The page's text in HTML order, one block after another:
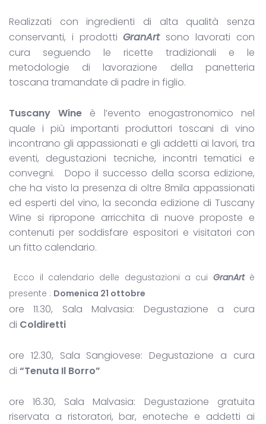
Realizzati con ingredienti di alta qualità senza
conservanti, i prodottiGranArtsono lavorati con
cura seguendo le ricette tradizionali e le
metodologie di lavorazione della panetteria
toscana tramandate di padre in figlio.
Tuscany Wine è l’evento enogastronomico nel
quale i più importanti produttori toscani di vino
incontrano gli appassionati e gli addetti ai lavori, tra
eventi, degustazioni tecniche, incontri tematici e
convegni. Dopo il successo della scorsa edizione,
che ha visto la presenza di oltre 8mila appassionati
ed esperti del vino, la seconda edizione di Tuscany
Wine si ripropone arricchita di nuove proposte e
contenuti per soddisfare espositori e visitatori con
un fitto calendario.
Ecco il calendario delle degustazioni a cui GranArtè
presente : Domenica 21 ottobre
ore 11.30, Sala Malvasia: Degustazione a cura
di Coldiretti
ore 12.30, Sala Sangiovese: Degustazione a cura
di “Tenuta Il Borro”
ore 16.30, Sala Malvasia: Degustazione gratuita
riservata a ristoratori, bar, enoteche e addetti ai